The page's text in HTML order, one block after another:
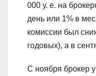
000 у. е. на
день или 1% в
комиссии был
годовых), а в
С ноября брокер